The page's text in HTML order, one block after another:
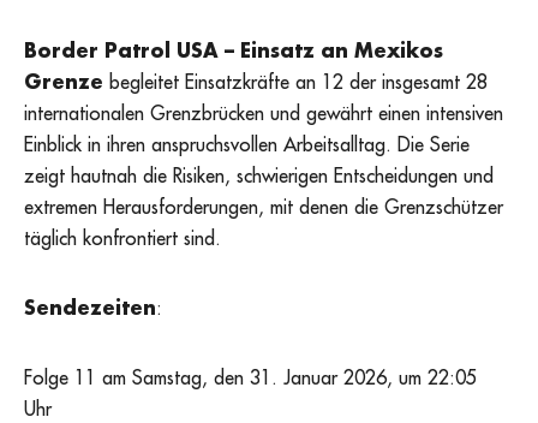
Border Patrol USA – Einsatz an Mexikos
Grenze begleitet Einsatzkräfte an 12 der insgesamt 28
internationalen Grenzbrücken und gewährt einen intensiven
Einblick in ihren anspruchsvollen Arbeitsalltag. Die Serie
zeigt hautnah die Risiken, schwierigen Entscheidungen und
extremen Herausforderungen, mit denen die Grenzschützer
täglich konfrontiert sind.
Sendezeiten:
Folge 11 am Samstag, den 31. Januar 2026, um 22:05
Uhr